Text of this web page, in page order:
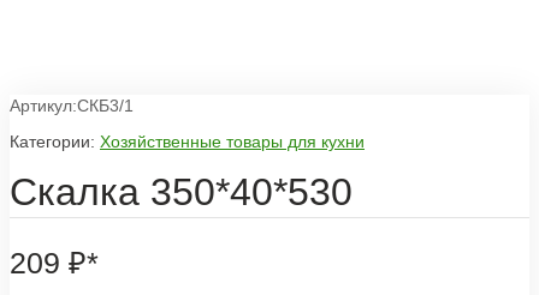
Артикул:СКБ3/1
Категории: Хозяйственные товары для кухни
Скалка 350*40*530
209 ₽*